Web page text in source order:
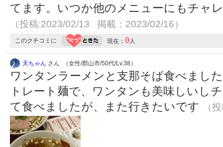
てます。いつか他のメニューにもチャ
（投稿:2023/02/13 掲載：2023/02/16）
このクチコミに 現在： 0人
天ちゃん さん （女性/郡山市/50代/Lv.38）
ワンタンラーメンと支那そば食べまし
トレート麺で、ワンタンも美味しいし
て食べましたが、また行きたいです
（